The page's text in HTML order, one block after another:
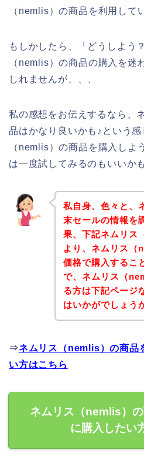
（nemlis）の商品を利用して
もしかしたら、「どうしよう
（nemlis）の商品の購入を迷
しれませんが、、、
私の感想をお伝えするなら、
品はかなり良いかも♪という
（nemlis）の商品を購入しよ
は一度試してみるのもいいか
私自身、色々と、
末セールの情報を
果、下記ネムリス
より、ネムリス（
価格で購入するこ
で、ネムリス（
る方は下記ページ
はいかがでしょう
⇒ネムリス（nemlis）の商品
い方はこちら
ネムリス（nemlis）
に購入したい